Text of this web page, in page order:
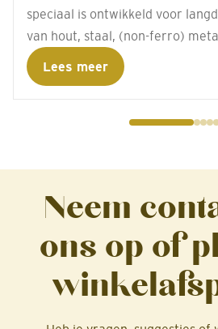
speciaal is ontwikkeld voor
van hout, staal, (non-ferro)
kunststoffen. Dankzij zijn zeer
buitenduurzaamheid en
Lees meer
Neem
ons op of